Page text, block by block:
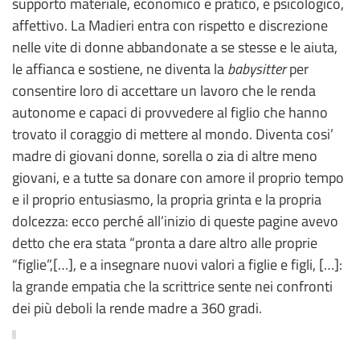
affettivo. La Madieri entra con rispetto e discrezione
nelle vite di donne abbandonate a se stesse e le aiuta,
le affianca e sostiene, ne diventa lababysitterper
consentire loro di accettare un lavoro che le renda
autonome e capaci di provvedere al figlio che hanno
trovato il coraggio di mettere al mondo. Diventa cosi’
madre di giovani donne, sorella o zia di altre meno
giovani, e a tutte sa donare con amore il proprio tempo
e il proprio entusiasmo, la propria grinta e la propria
dolcezza: ecco perché all’inizio di queste pagine avevo
detto che era stata “pronta a dare altro alle proprie
“figlie”,[…], e a insegnare nuovi valori a figlie e figli, […]:
la grande empatia che la scrittrice sente nei confronti
dei più deboli la rende madre a 360 gradi.